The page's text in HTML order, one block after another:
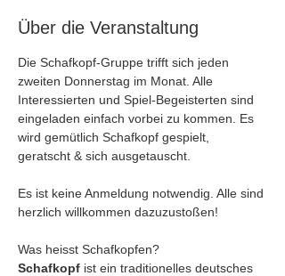
Über die Veranstaltung
Die Schafkopf-Gruppe trifft sich jeden
zweiten Donnerstag im Monat. Alle
Interessierten und Spiel-Begeisterten sind
eingeladen einfach vorbei zu kommen. Es
wird gemütlich Schafkopf gespielt,
geratscht & sich ausgetauscht.
Es ist keine Anmeldung notwendig. Alle sind
herzlich willkommen dazuzustoßen!
Was heisst Schafkopfen?
Schafkopf ist ein traditionelles deutsches